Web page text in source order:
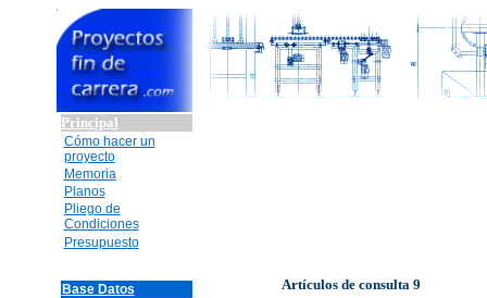
Principal
Cómo hacer un
proyecto
Memoria
Planos
Pliego de
Condiciones
Presupuesto
Base Datos
Artículos de consulta 9